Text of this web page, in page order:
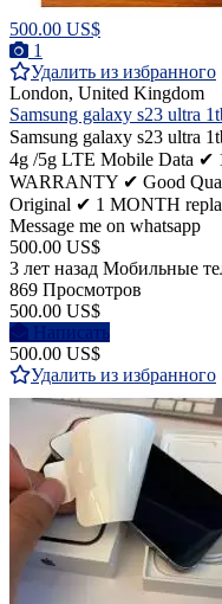
500.00 US$
1
Удалить из избранного
London, United Kingdom
Samsung galaxy s23 ultra
Samsung galaxy s23
4g /5g LTE Mobile Data
WARRANTY ✔ Good
Original ✔ 1 MONTH
Message me on whatsapp
500.00 US$
3 лет назад Мобильные
869 Просмотров
500.00 US$
Написать
500.00 US$
Удалить из избранного